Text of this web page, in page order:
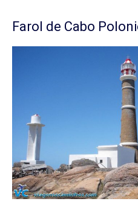
Farol de Cabo